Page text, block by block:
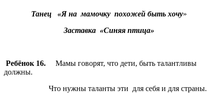
Танец «Я на мамочку похожей быть хочу»
Заставка «Синяя птица»
Ребёнок 16. Мамы говорят, что дети, быть талантливы
должны.
Что нужны таланты эти для себя и для страны.